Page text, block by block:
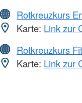
Rotkreuzkurs
Karte: Link zur
Rotkreuzkurs
Karte: Link zur